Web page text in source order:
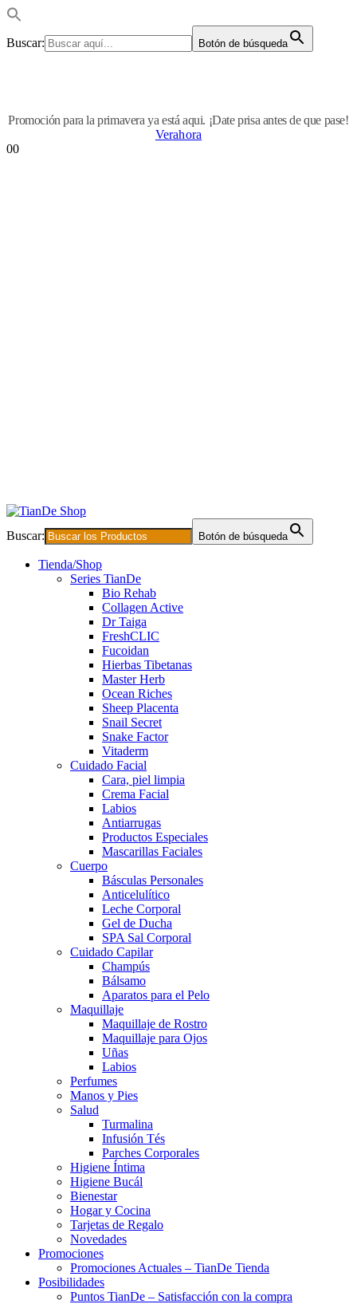
Buscar: Botón de búsqueda
Promoción para la primavera ya está aqui. ¡Date prisa antes de que pase!
Verahora
00
Buscar: Botón de búsqueda
Tienda/Shop
Series TianDe
Bio Rehab
Collagen Active
Dr Taiga
FreshCLIC
Fucoidan
Hierbas Tibetanas
Master Herb
Ocean Riches
Sheep Placenta
Snail Secret
Snake Factor
Vitaderm
Cuidado Facial
Cara, piel limpia
Crema Facial
Labios
Antiarrugas
Productos Especiales
Mascarillas Faciales
Cuerpo
Básculas Personales
Anticelulítico
Leche Corporal
Gel de Ducha
SPA Sal Corporal
Cuidado Capilar
Champús
Bálsamo
Aparatos para el Pelo
Maquillaje
Maquillaje de Rostro
Maquillaje para Ojos
Uñas
Labios
Perfumes
Manos y Pies
Salud
Turmalina
Infusión Tés
Parches Corporales
Higiene Íntima
Higiene Bucál
Bienestar
Hogar y Cocina
Tarjetas de Regalo
Novedades
Promociones
Promociones Actuales – TianDe Tienda
Posibilidades
Puntos TianDe – Satisfacción con la compra